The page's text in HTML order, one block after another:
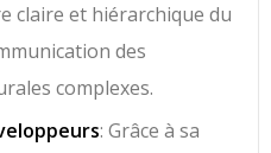
claire et hiérarchique du
des
complexes.
: Grâce à sa